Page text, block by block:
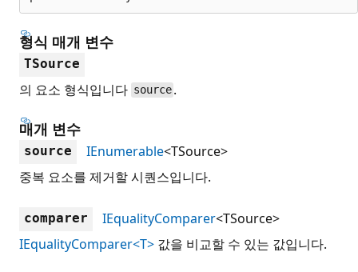
형식 매개 변수
TSource
의 요소 형식입니다 source .
매개 변수
source IEnumerable<TSource>
중복 요소를 제거할 시퀀스입니다.
comparer IEqualityComparer<TSource>
IEqualityComparer<T> 값을 비교할 수 있는 값입니다.